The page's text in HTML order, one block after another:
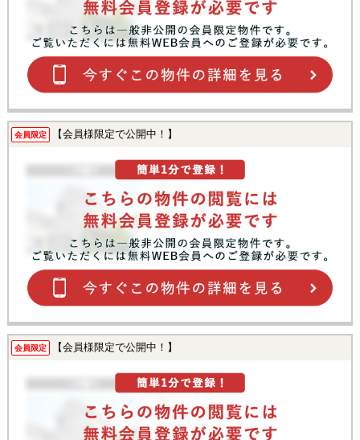
会員限定 【会員様限定で公開中！】
会員限定 【会員様限定で公開中！】